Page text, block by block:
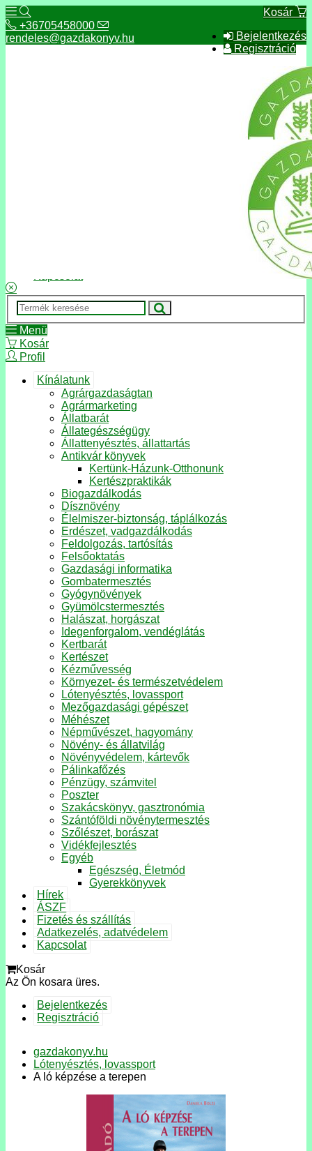
Kosár
Bejelentkezés
Regisztráció
+36705458000
rendeles@gazdakonyv.hu
Menü
Kosár
Profil
Kínálatunk
Agrárgazdaságtan
Agrármarketing
Állatbarát
Állategészségügy
Állattenyésztés, állattartás
Antikvár könyvek
Kertünk-Házunk-Otthonunk
Kertészpraktikák
Biogazdálkodás
Dísznövény
Élelmiszer-biztonság, táplálkozás
Erdészet, vadgazdálkodás
Feldolgozás, tartósítás
Felsőoktatás
Gazdasági informatika
Gombatermesztés
Gyógynövények
Gyümölcstermesztés
Halászat, horgászat
Idegenforgalom, vendéglátás
Kertbarát
Kertészet
Kézművesség
Környezet- és természetvédelem
Lótenyésztés, lovassport
Mezőgazdasági gépészet
Méhészet
Népművészet, hagyomány
Növény- és állatvilág
Növényvédelem, kártevők
Pálinkafőzés
Pénzügy, számvitel
Poszter
Szakácskönyv, gasztronómia
Szántóföldi növénytermesztés
Szőlészet, borászat
Vidékfejlesztés
Egyéb
Egészség, Életmód
Gyerekkönyvek
Hírek
ÁSZF
Fizetés és szállítás
Adatkezelés, adatvédelem
Kapcsolat
Kosár
Az Ön kosara üres.
Bejelentkezés
Regisztráció
gazdakonyv.hu
Lótenyésztés, lovassport
A ló képzése a terepen